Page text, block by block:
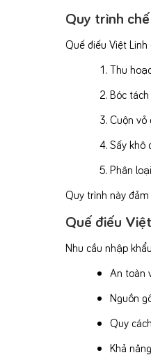
Quy trình
Quế điếu Việt
Thu
Bóc
Cuộn
Sấy khô
Phân
Quy trình này đảm
Quế điếu
Nhu cầu nhập
An toàn
Nguồn
Quy
Khả